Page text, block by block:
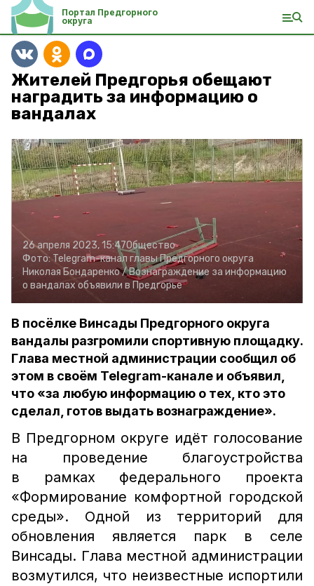
Портал Предгорного
округа
Жителей Предгорья обещают
наградить за информацию о
вандалах
26 апреля 2023, 15:47Общество
Фото:Telegram-канал главы Предгорного округа
Николая Бондаренко /Вознаграждение за информацию
о вандалах объявили в Предгорье
В посёлке Винсады Предгорного округа
вандалы разгромили спортивную площадку.
Глава местной администрации сообщил об
этом в своём Telegram-канале и объявил,
что «за любую информацию о тех, кто это
сделал, готов выдать вознаграждение».
В Предгорном округе идёт голосование
на проведение благоустройства
в рамках федерального проекта
«Формирование комфортной городской
среды». Одной из территорий для
обновления является парк в селе
Винсады. Глава местной администрации
возмутился, что неизвестные испортили